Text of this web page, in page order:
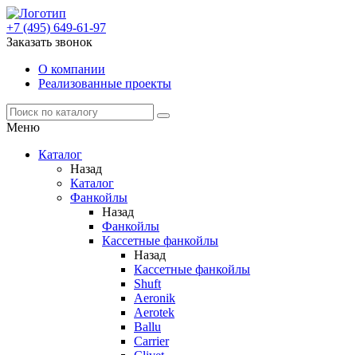
+7 (495) 649-61-97
Заказать звонок
О компании
Реализованные проекты
Меню
Каталог
Назад
Каталог
Фанкойлы
Назад
Фанкойлы
Кассетные фанкойлы
Назад
Кассетные фанкойлы
Shuft
Aeronik
Aerotek
Ballu
Carrier